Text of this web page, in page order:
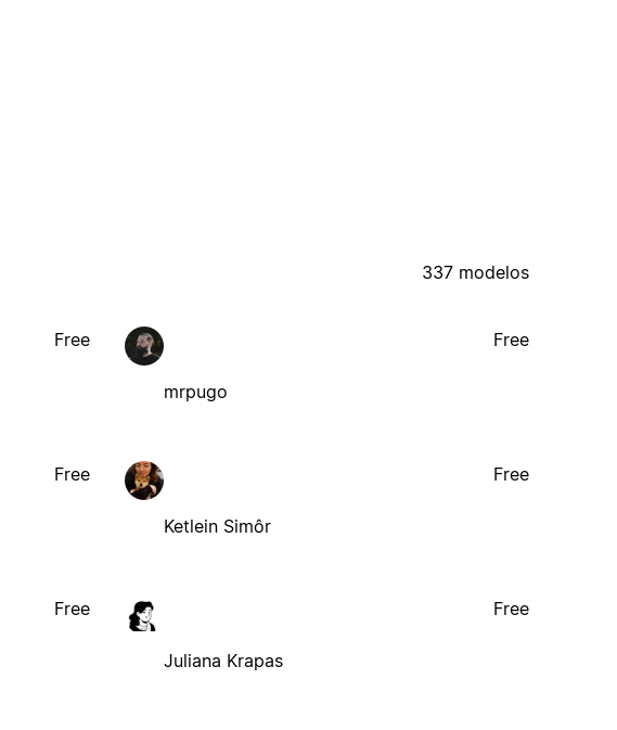
337 modelos
Free
mrpugo
Free
Free
Ketlein Simôr
Free
Free
Juliana Krapas
Free